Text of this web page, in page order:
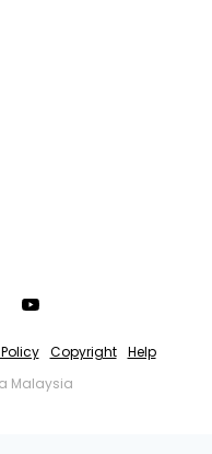
Copyright
Help
Malaysia